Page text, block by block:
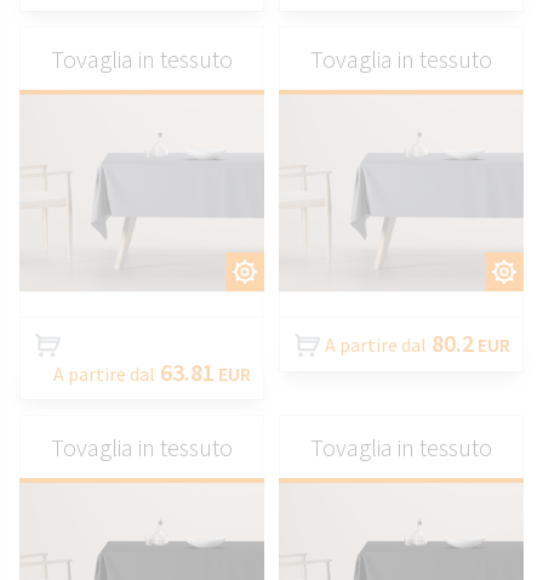
Tovaglia in tessuto
A partire dal 63.81 EUR
Tovaglia in tessuto
A partire dal 80.2 EUR
Tovaglia in tessuto Tovaglia in tessuto